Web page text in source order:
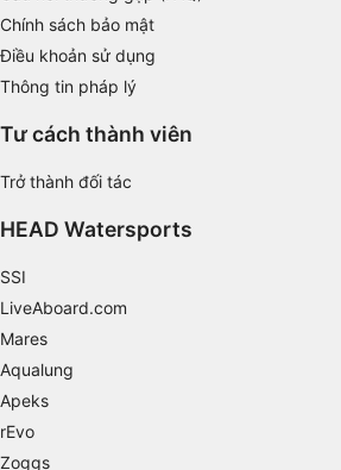
Chính sách bảo mật
Điều khoản sử dụng
Thông tin pháp lý
Tư cách thành viên
Trở thành đối tác
HEAD Watersports
SSI
LiveAboard.com
Mares
Aqualung
Apeks
rEvo
Zoggs
Functional
Advertising